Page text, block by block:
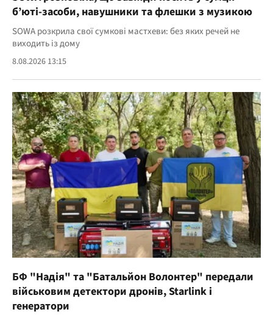
б’юті-засоби, навушники та флешки з музикою
SOWA розкрила свої сумкові мастхеви: без яких речей не
виходить із дому
8.08.2026 13:15
БФ "Надія" та "Батальйон Волонтер" передали
військовим детектори дронів, Starlink і
генератори